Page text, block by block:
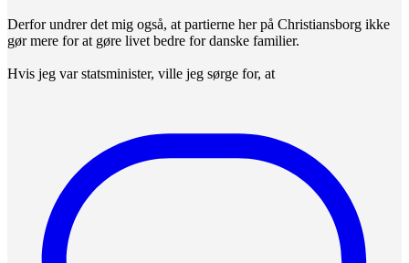
Derfor undrer det mig også, at partierne her på Christiansborg ikke
gør mere for at gøre livet bedre for danske familier.
Hvis jeg var statsminister, ville jeg sørge for, at